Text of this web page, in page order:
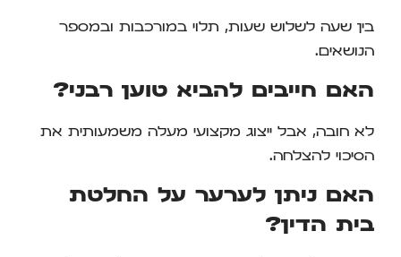
בין שעה לשלוש שעות, תלוי במורכבות ובמספר
הנושאים.
האם חייבים להביא טוען רבני?
לא חובה, אבל ייצוג מקצועי מעלה משמעותית את
הסיכוי להצלחה.
האם ניתן לערער על החלטת
בית הדין?